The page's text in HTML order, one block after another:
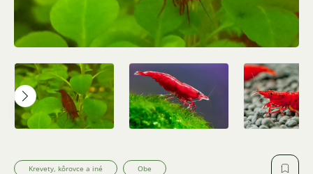
Krevety, kôrovce a iné Obe